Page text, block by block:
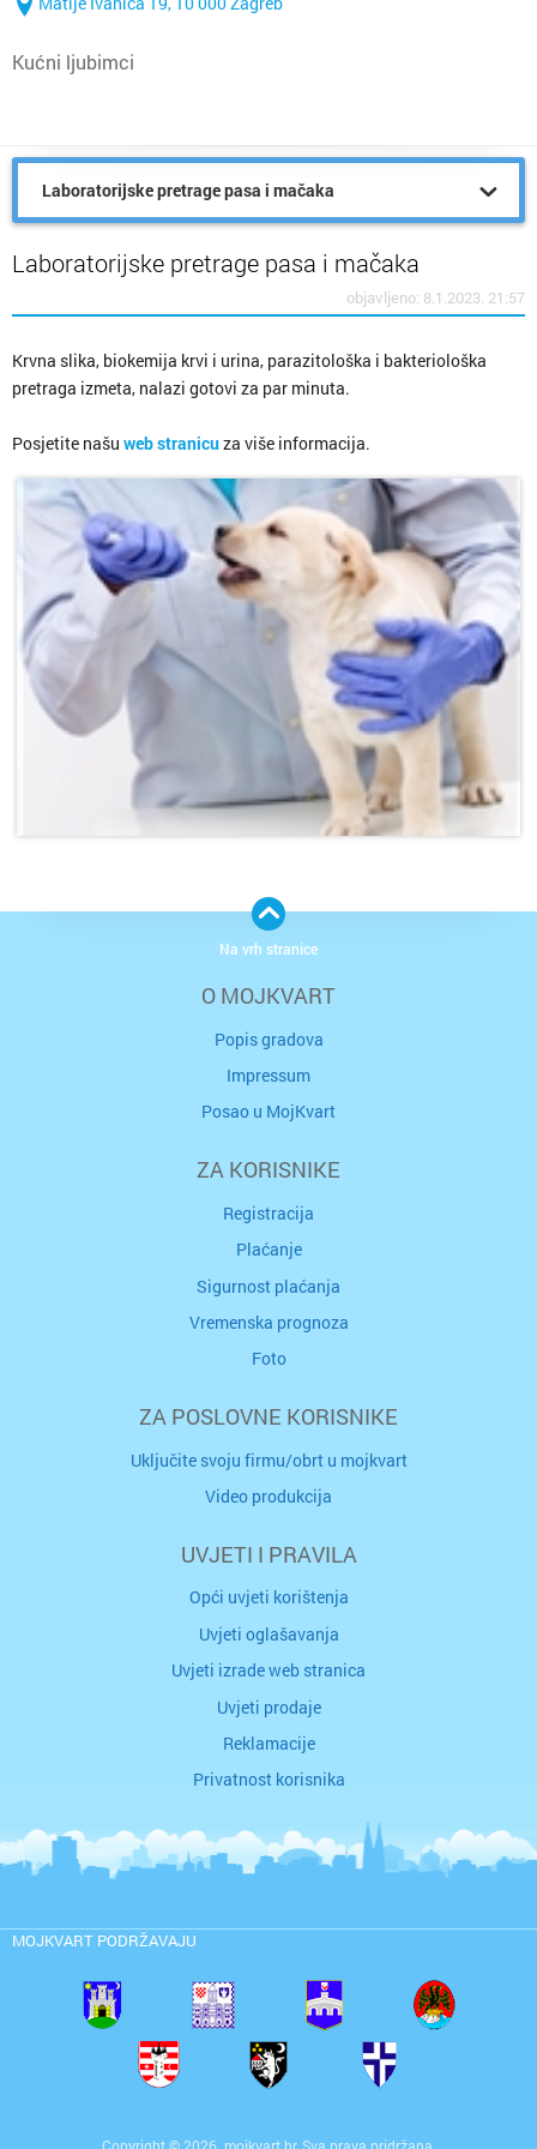
Kućni ljubimci
Laboratorijske pretrage pasa i mačaka
Laboratorijske pretrage pasa i mačaka
objavljeno: 8.1.2023. 21:57
Krvna slika, biokemija krvi i urina, parazitološka i bakteriološka
pretraga izmeta, nalazi gotovi za par minuta.
Posjetite našu web stranicuza više informacija.
O MOJKVART
Popis gradova
Impressum
Posao u MojKvart
ZA KORISNIKE
Registracija
Plaćanje
Sigurnost plaćanja
Vremenska prognoza
Foto
ZA POSLOVNE KORISNIKE
Uključite svoju firmu/obrt u mojkvart
Video produkcija
UVJETI I PRAVILA
Opći uvjeti korištenja
Uvjeti oglašavanja
Uvjeti izrade web stranica
Uvjeti prodaje
Reklamacije
Privatnost korisnika
MOJKVART PODRŽAVAJU
Na vrh stranice